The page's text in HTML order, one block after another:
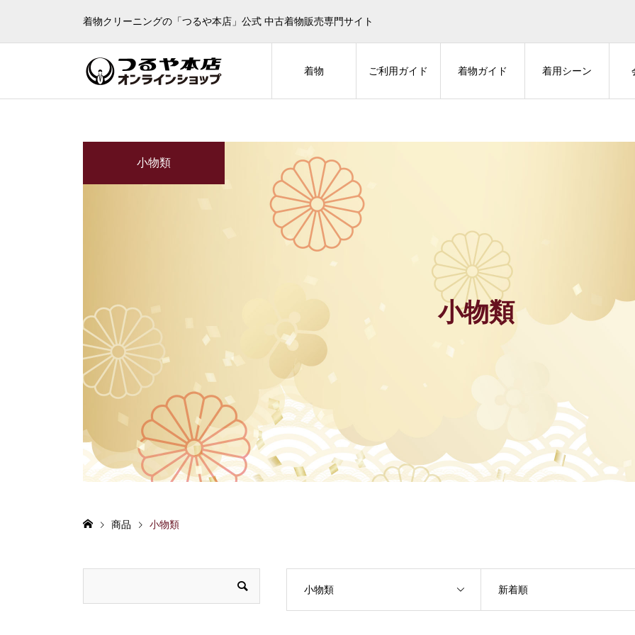
着物クリーニングの「つるや本店」公式 中古着物販売専門サイト
着物 ご利用ガイド 着物ガイド 着用シーン
小物類
小物類
商品 小物類
小物類 新着順